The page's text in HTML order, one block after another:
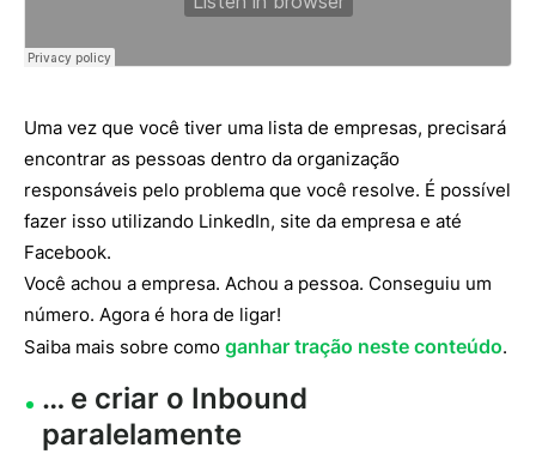
Uma vez que você tiver uma lista de empresas, precisará
encontrar as pessoas dentro da organização
responsáveis pelo problema que você resolve. É possível
fazer isso utilizando LinkedIn, site da empresa e até
Facebook.
Você achou a empresa. Achou a pessoa. Conseguiu um
número. Agora é hora de ligar!
Saiba mais sobre como ganhar tração neste conteúdo.
… e criar o Inbound
paralelamente